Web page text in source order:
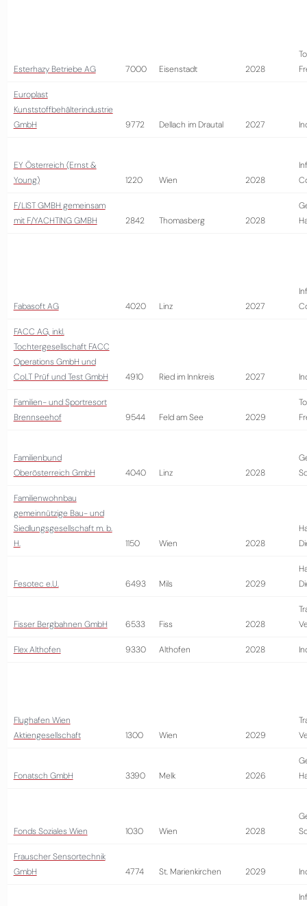
Esterhazy Betriebe AG 7000 Eisenstadt 2028
Europlast
Kunststoffbehälterindustrie
GmbH
9772 Dellach im Drautal 2027
EY Österreich (Ernst &
Young)
1220 Wien 2028
F/LIST GMBH gemeinsam
mit F/YACHTING GMBH
2842 Thomasberg 2028
Fabasoft AG 4020 Linz 2027
FACC AG, inkl.
Tochtergesellschaft FACC
Operations GmbH und
CoLT Prüf und Test GmbH
4910 Ried im Innkreis 2027
Familien- und Sportresort
Brennseehof
9544 Feld am See 2029
Familienbund
Oberösterreich GmbH
4040 Linz 2028
Familienwohnbau
gemeinnützige Bau- und
Siedlungsgesellschaft m. b.
H.
1150 Wien 2028
Fesotec e.U. 6493 Mils 2029
Fisser Bergbahnen GmbH 6533 Fiss 2028
Flex Althofen 9330 Althofen 2028
Flughafen Wien
Aktiengesellschaft
1300 Wien 2029
Fonatsch GmbH 3390 Melk 2026
Fonds Soziales Wien 1030 Wien 2028
Frauscher Sensortechnik
GmbH
4774 St. Marienkirchen 2029